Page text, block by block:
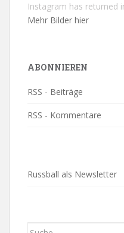
Instagram has returned
Mehr Bilder hier
ABONNIEREN
RSS - Beiträge
RSS - Kommentare
Russball als Newsletter
Suche